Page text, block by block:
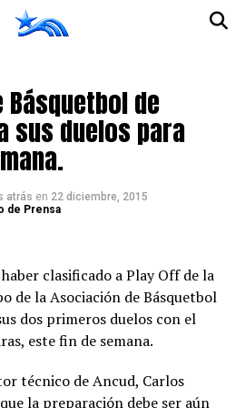
de
sus duelos para
atrás en 22 diciembre, 2015
de Prensa
clasificado a Play Off de la
de la Asociación de Básquetbol
dos primeros duelos con el
este fin de semana.
técnico de Ancud, Carlos
la preparación debe ser aún
la versión móvil